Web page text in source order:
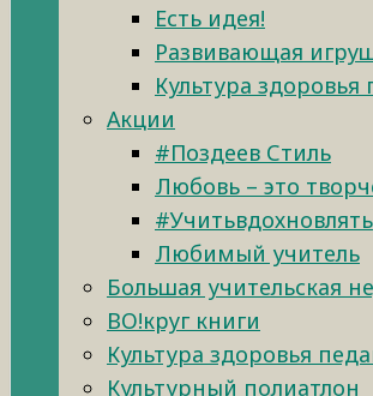
Есть идея!
Развивающая
Культура здоровья
Акции
#Поздеев Стиль
Любовь – это
Любимый учитель
Большая учительская
ВО!круг книги
Культура здоровья
Культурный полиатлон